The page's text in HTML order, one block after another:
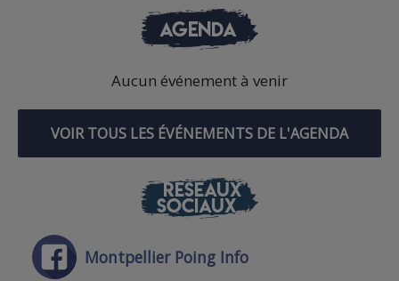
AGENDA
Aucun événement à venir
VOIR TOUS LES ÉVÉNEMENTS DE L'AGENDA
RÉSEAUX
SOCIAUX
Montpellier Poing Info